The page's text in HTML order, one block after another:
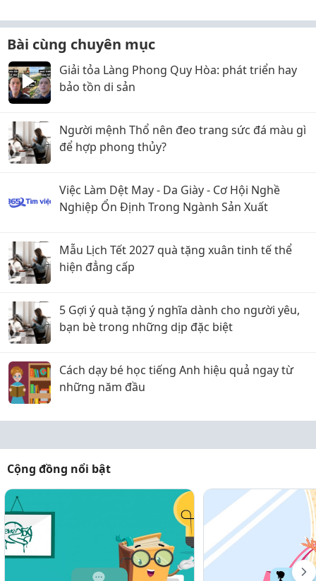
Bài cùng chuyên mục
Giải tỏa Làng Phong Quy Hòa: phát triển hay
bảo tồn di sản
Người mệnh Thổ nên đeo trang sức đá màu gì
để hợp phong thủy?
Việc Làm Dệt May - Da Giày - Cơ Hội Nghề
Nghiệp Ổn Định Trong Ngành Sản Xuất
Mẫu Lịch Tết 2027 quà tặng xuân tinh tế thể
hiện đẳng cấp
5 Gợi ý quà tặng ý nghĩa dành cho người yêu,
bạn bè trong những dịp đặc biệt
Cách dạy bé học tiếng Anh hiệu quả ngay từ
những năm đầu
Cộng đồng nổi bật